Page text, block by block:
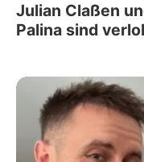
Julian Claßen
Palina sind